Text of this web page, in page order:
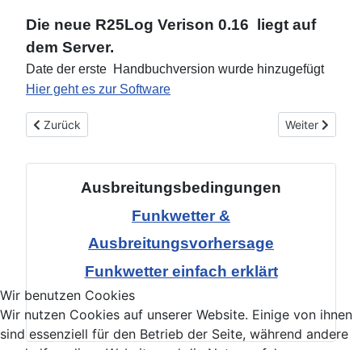
Die neue R25Log Verison 0.16 liegt auf
dem Server.
Date der erste Handbuchversion wurde hinzugefügt
Hier geht es zur Software
Vorheriger Beitrag: OV Treffen 28.10.2016
Zurück Nächster
Weiter
Ausbreitungsbedingungen
Funkwetter &
Ausbreitungsvorhersage
Funkwetter einfach erklärt
Wir benutzen Cookies
Wir nutzen Cookies auf unserer Website. Einige von ihnen
sind essenziell für den Betrieb der Seite, während andere